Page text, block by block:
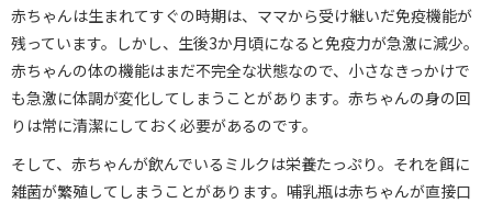
赤ちゃんは生まれてすぐの時期は、ママから受け継いだ免疫機能が
残っています。しかし、生後3か月頃になると免疫力が急激に減少。
赤ちゃんの体の機能はまだ不完全な状態なので、小さなきっかけで
も急激に体調が変化してしまうことがあります。赤ちゃんの身の回
りは常に清潔にしておく必要があるのです。
そして、赤ちゃんが飲んでいるミルクは栄養たっぷり。それを餌に
雑菌が繁殖してしまうことがあります。哺乳瓶は赤ちゃんが直接口